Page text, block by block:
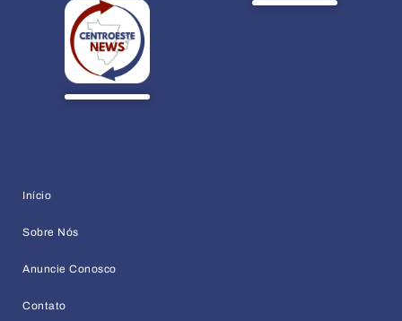
Início
Sobre Nós
Anuncie Conosco
Contato